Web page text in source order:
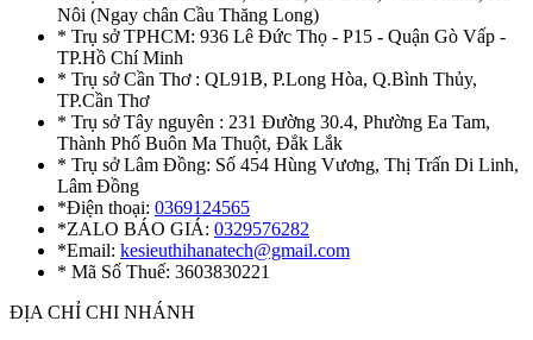
Nôi (Ngay chân Cầu Thăng Long)
* Trụ sở TPHCM: 936 Lê Đức Thọ - P15 - Quận Gò Vấp -
TP.Hồ Chí Minh
* Trụ sở Cần Thơ : QL91B, P.Long Hòa, Q.Bình Thủy,
TP.Cần Thơ
* Trụ sở Tây nguyên : 231 Đường 30.4, Phường Ea Tam,
Thành Phố Buôn Ma Thuột, Đắk Lắk
* Trụ sở Lâm Đồng: Số 454 Hùng Vương, Thị Trấn Di Linh,
Lâm Đồng
*Điện thoại: 0369124565
*ZALO BÁO GIÁ: 0329576282
*Email: kesieuthihanatech@gmail.com
* Mã Số Thuế: 3603830221
ĐỊA CHỈ CHI NHÁNH